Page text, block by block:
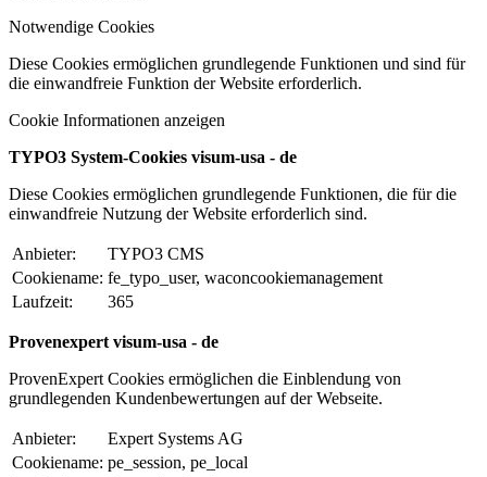
Notwendige Cookies
Diese Cookies ermöglichen grundlegende Funktionen und sind für
die einwandfreie Funktion der Website erforderlich.
Cookie Informationen anzeigen
TYPO3 System-Cookies visum-usa - de
Diese Cookies ermöglichen grundlegende Funktionen, die für die
einwandfreie Nutzung der Website erforderlich sind.
Anbieter:
TYPO3 CMS
Cookiename: fe_typo_user, waconcookiemanagement
Laufzeit:
365
Provenexpert visum-usa - de
ProvenExpert Cookies ermöglichen die Einblendung von
grundlegenden Kundenbewertungen auf der Webseite.
Anbieter:
Expert Systems AG
Cookiename: pe_session, pe_local